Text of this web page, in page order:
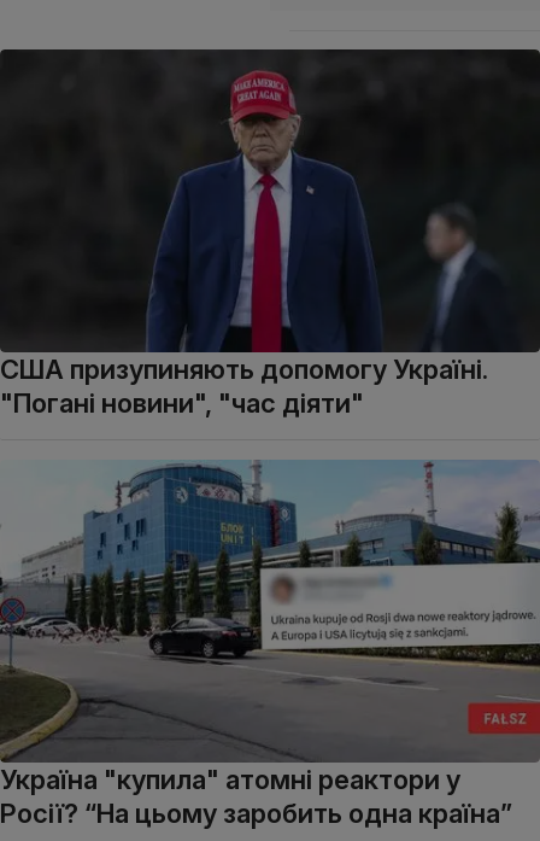
США призупиняють допомогу Україні.
"Погані новини", "час діяти"
Україна "купила" атомні реактори у
Росії? “На цьому заробить одна країна”